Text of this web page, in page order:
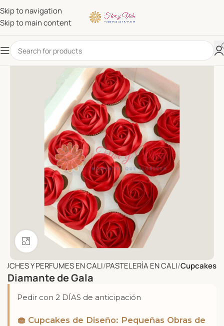
Skip to navigation
Skip to main content
Click to enlarge
Y PERFUMES EN CALI PASTELERÍA EN CALI Cupcakes
Diamante de Gala
Pedir con 2 DÍAS de anticipación
🧁 Cupcakes de Diseño: Pequeñas Obras de